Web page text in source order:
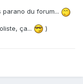
du forum...
ça... )